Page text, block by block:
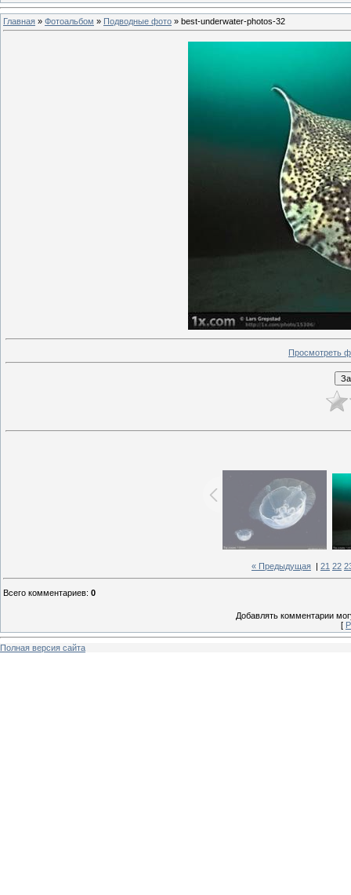
Главная » Фотоальбом » Подводные фото » best-underwater-photos-32
Просмотреть
« Предыдущая 21 22
Всего комментариев: 0
Добавлять комментарии
[
Полная версия сайта